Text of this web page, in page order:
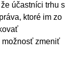
účastníci trhu s
ktoré im zo
možnosť zmeniť